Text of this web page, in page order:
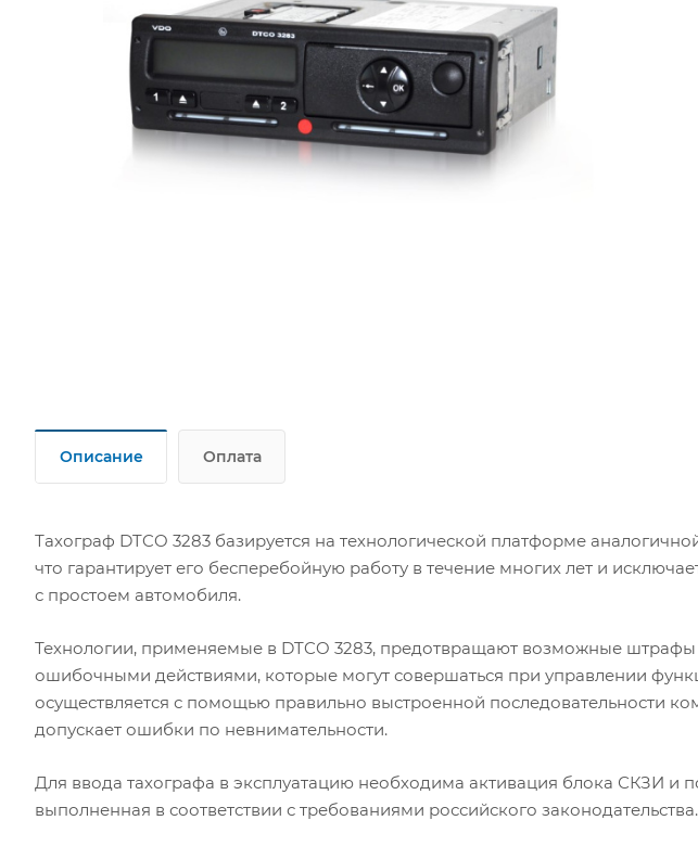
Описание Оплата
Тахограф DTCO 3283 базируется на технологической платформе
что гарантирует его бесперебойную работу в течение многих лет и
с простоем автомобиля.
Технологии, применяемые в DTCO 3283, предотвращают возможные штрафы
ошибочными действиями, которые могут совершаться при управлении
осуществляется с помощью правильно выстроенной последовательности
допускает ошибки по невнимательности.
Для ввода тахографа в эксплуатацию необходима активация блока СКЗИ и
выполненная в соответствии с требованиями российского законодательства.